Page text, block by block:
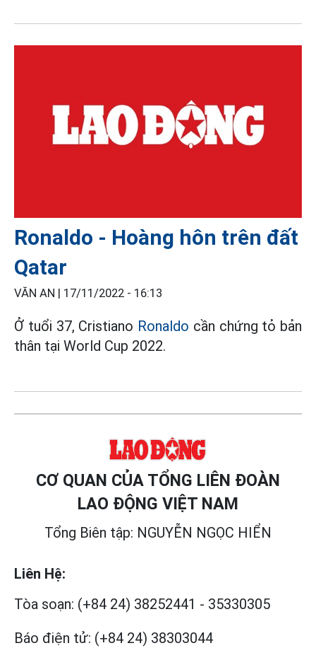
Ronaldo - Hoàng hôn trên đất
Qatar
VĂN AN | 17/11/2022 - 16:13
Ở tuổi 37, Cristiano Ronaldo cần chứng tỏ bản
thân tại World Cup 2022.
CƠ QUAN CỦA TỔNG LIÊN ĐOÀN
LAO ĐỘNG VIỆT NAM
Tổng Biên tập: NGUYỄN NGỌC HIỂN
Liên Hệ:
Tòa soạn: (+84 24) 38252441 - 35330305
Báo điện tử: (+84 24) 38303044